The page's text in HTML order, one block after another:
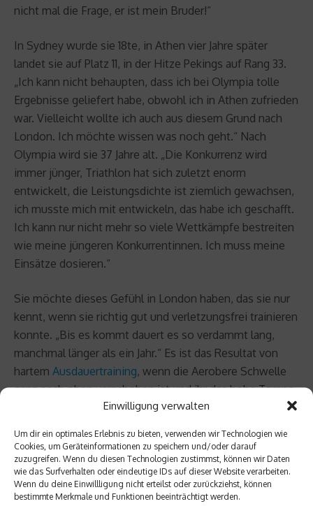
Einwilligung verwalten
Um dir ein optimales Erlebnis zu bieten, verwenden wir Technologien wie
Cookies, um Geräteinformationen zu speichern und/oder darauf
zuzugreifen. Wenn du diesen Technologien zustimmst, können wir Daten
wie das Surfverhalten oder eindeutige IDs auf dieser Website verarbeiten.
Wenn du deine Einwillligung nicht erteilst oder zurückziehst, können
bestimmte Merkmale und Funktionen beeinträchtigt werden.
nicht mal die Frage, er ist mein Bruder!“
In Sydney wurde sie 18te, in Athen vier Jahre später
landet sie auf Platz 11, in der Hitze Pekings auf Rang 33.
„Ich kann nicht behaupten, dass ich bei Olympia tolle
Ergebnisse geliefert habe, obwohl ich in Athen zufrieden
war. Vielleicht wollte ich auch aus diesem Grund nach
London. Ich möchte wissen was noch geht.“ Nach
Olympia wird sie 37 Jahre alt. „Die Konkurrenz wird
immer jünger, Triathlon hat sich zuletzt enorm
entwickelt, die Leistungsdichte ist ziemlich gewachsen,
ich musste mich mit entwickeln, das habe ich geschafft.
Ich kann nur nicht mehr so viele Wettkämpfe bestreiten
wie meine jüngeren Konkurrentinnen. Ich muss meine
Einsätze dosieren.“
Sie möchte dieses Gefühl in London haben, das sie nur
kennt, wenn sie richtig gut und verletzungsfrei trainieren
konnte. „Bis es kommt dauert es so verdammt lang,
manchmal länger als ein Jahr.“ Es ist das Resultat von
hartem Ausdauertraining, wenn die Aerobere Schwelle
ganz nach oben verschoben ist und ihr das hohe Tempo
nichts mehr ausmacht, wenn sie merkt, dass sie mit dem
viele Wettkämpfe machen, nur so viele, dass ich weiß,
ich habe den Wettkampf gut trainiert. Die Wechsel, die
Härte, das Freiwasser schwimmen.“